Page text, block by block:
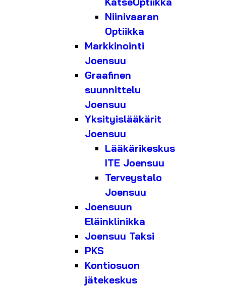
Niinivaaran
Optiikka
Markkinointi
Joensuu
Graafinen
suunnittelu
Joensuu
Yksityislääkärit
Joensuu
Lääkärikeskus
ITE Joensuu
Terveystalo
Joensuu
Joensuun
Eläinklinikka
Joensuu Taksi
PKS
Kontiosuon
jätekeskus